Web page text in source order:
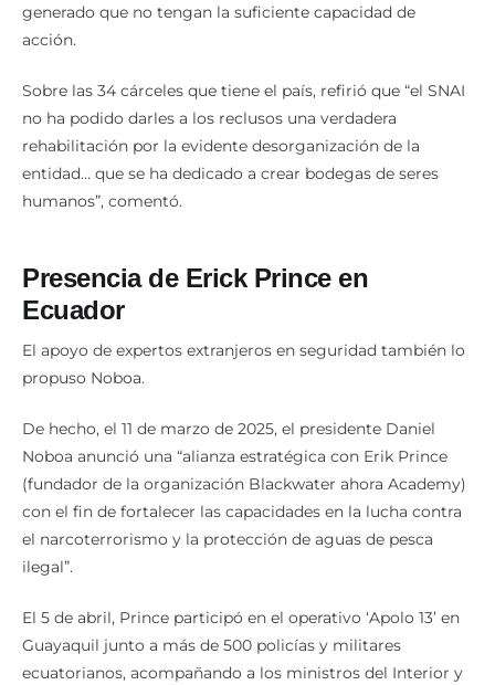
generado que no tengan la suficiente capacidad de
acción.
Sobre las 34 cárceles que tiene el país, refirió que “el SNAI
no ha podido darles a los reclusos una verdadera
rehabilitación por la evidente desorganización de la
entidad… que se ha dedicado a crear bodegas de seres
humanos”, comentó.
Presencia de Erick Prince en
Ecuador
El apoyo de expertos extranjeros en seguridad también lo
propuso Noboa.
De hecho, el 11 de marzo de 2025, el presidente Daniel
Noboa anunció una “alianza estratégica con Erik Prince
(fundador de la organización Blackwater ahora Academy)
con el fin de fortalecer las capacidades en la lucha contra
el narcoterrorismo y la protección de aguas de pesca
ilegal”.
El 5 de abril, Prince participó en el operativo ‘Apolo 13’ en
Guayaquil junto a más de 500 policías y militares
ecuatorianos, acompañando a los ministros del Interior y